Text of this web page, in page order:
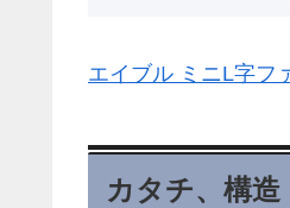
エイブル ミニL字フ
カタチ、構造